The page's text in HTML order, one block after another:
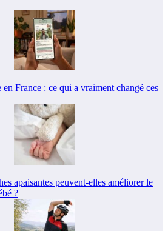
France : ce qui a vraiment changé ces
apaisantes peuvent-elles améliorer le
?